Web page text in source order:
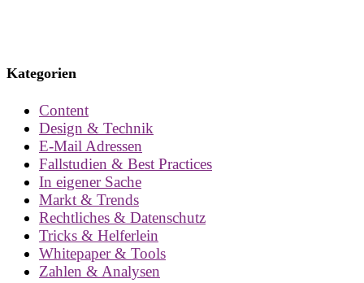
Kategorien
Content
Design & Technik
E-Mail Adressen
Fallstudien & Best Practices
In eigener Sache
Markt & Trends
Rechtliches & Datenschutz
Tricks & Helferlein
Whitepaper & Tools
Zahlen & Analysen